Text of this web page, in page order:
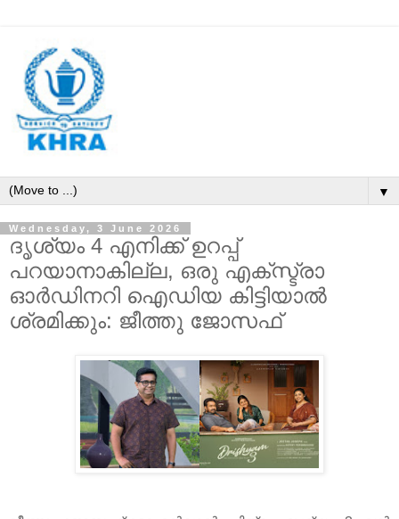
▼
Wednesday, 3 June 2026
ദൃശ്യം 4 എനിക്ക് ഉറപ്പ്
പറയാനാകില്ല, ഒരു എക്സ്ട്രാ
ഓർഡിനറി ഐഡിയ കിട്ടിയാൽ
ശ്രമിക്കും: ജീത്തു ജോസഫ്